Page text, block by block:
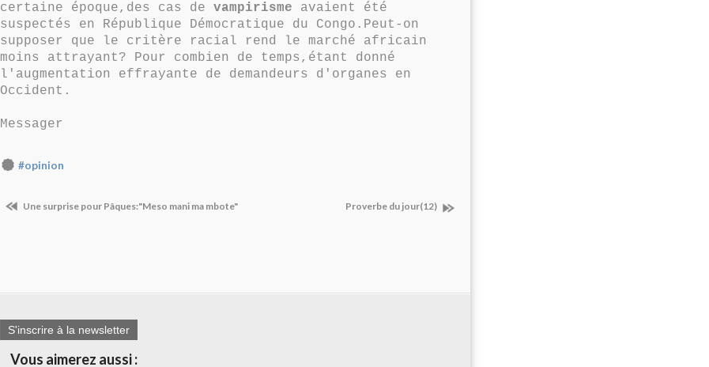
certaine époque,des cas de vampirisme avaient été
suspectés en République Démocratique du Congo.Peut-on
supposer que le critère racial rend le marché africain
moins attrayant? Pour combien de temps,étant donné
l'augmentation effrayante de demandeurs d'organes en
Occident.
Messager
#opinion
Une surprise pour Pâques:"Meso mani ma mbote" Proverbe du jour(12)
S'inscrire à la newsletter
Vous aimerez aussi :